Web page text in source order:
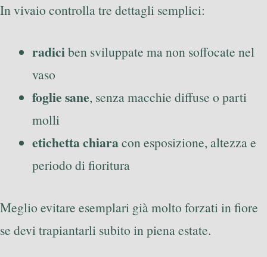
In vivaio controlla tre dettagli semplici:
radiciben sviluppate ma non soffocate nel
vaso
foglie sane, senza macchie diffuse o parti
molli
etichetta chiaracon esposizione, altezza e
periodo di fioritura
Meglio evitare esemplari già molto forzati in fiore
se devi trapiantarli subito in piena estate.